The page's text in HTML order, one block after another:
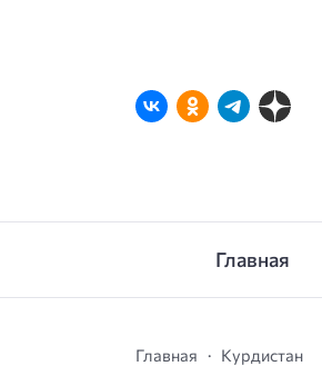
Главная
Главная Курдистан